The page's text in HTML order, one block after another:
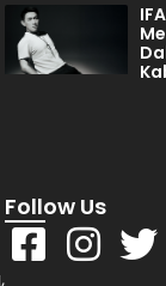
Follow Us